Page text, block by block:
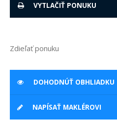
VYTLAČIŤ PONUKU
Zdieľať ponuku
DOHODNÚŤ OBHLIADKU
NAPÍSAŤ MAKLÉROVI